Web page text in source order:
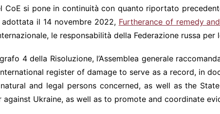
CoE si pone in continuità con quanto riportato
adottata il 14 novembre 2022, Furtherance of remedy
le responsabilità della Federazione russa
4 della Risoluzione, l’Assemblea generale
register of damage to serve as a record, in
and legal persons concerned, as well as the
against Ukraine, as well as to promote and coordinate